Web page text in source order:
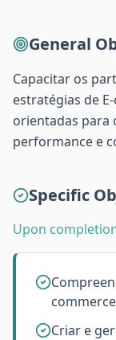
General
Capacitar os
estratégias de
orientadas para
performance e
Specific
Upon
Criar e